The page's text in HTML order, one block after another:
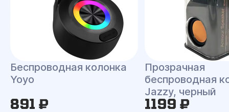
Беспроводная колонка
Yoyo
891 ₽
Прозрачная
беспроводная
Jazzy, черный
1199 ₽